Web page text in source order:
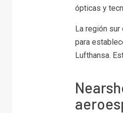
ópticas y
La región
para
Lufthansa.